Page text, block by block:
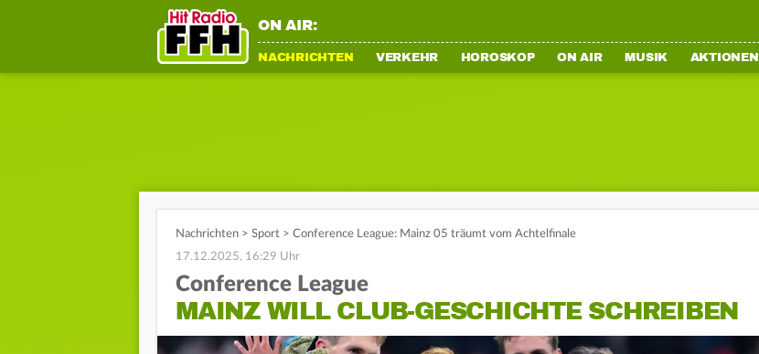
ON AIR:
NACHRICHTEN VERKEHR HOROSKOP ON AIR MUSIK AKTIONEN
Nachrichten > Sport > Conference League: Mainz 05 träumt vom Achtelfinale
17.12.2025, 16:29 Uhr
Conference League
MAINZ WILL CLUB-GESCHICHTE SCHREIBEN